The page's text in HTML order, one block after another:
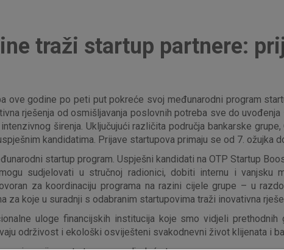
traži startup partnere:
ove godine po peti put pokreće svoj međunarodni program
rješenja od osmišljavanja poslovnih potreba sve do
širenja. Uključujući različita područja bankarske
kandidatima. Prijave startupova primaju se od 7. ožujka
startup program. Uspješni kandidati na OTP Startup
sudjelovati u stručnoj radionici, dobiti internu i vanjsku
za koordinaciju programa na razini cijele grupe – u
koje u suradnji s odabranim startupovima traži inovativna
uloge financijskih institucija koje smo vidjeli
održivost i ekološki osviješteni svakodnevni život klijenata i